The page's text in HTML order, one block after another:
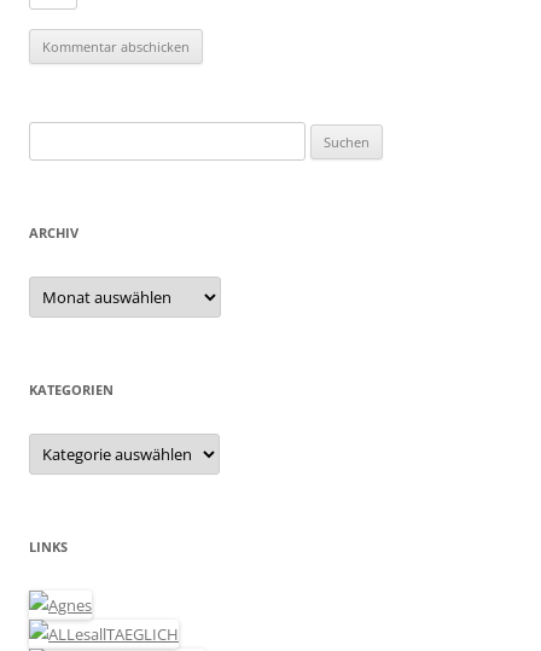
nach:
ARCHIV
Archiv
KATEGORIEN
Kategorien
LINKS